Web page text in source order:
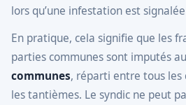
lors qu’une infestation est
En pratique, cela signifie que les
parties communes sont imputés au
communes, réparti entre tous
les tantièmes. Le syndic ne peut